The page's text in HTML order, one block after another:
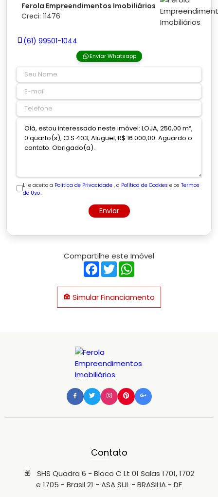
Ferola Empreendimentos Imobiliários
Creci: 11476
(61) 99501-1044
Enviar Whatsapp
Li e aceito a Política de Privacidade , a Política de Cookies e os Termos
de Uso .
Enviar
Compartilhe este Imóvel
Facebook
Twitter
Simular Financiamento
Contato
SHS Quadra 6 - Bloco C Lt 01 Salas 1701, 1702
e 1705 - Brasil 21 - ASA SUL - BRASILIA - DF